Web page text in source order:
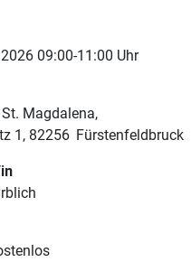
09:00-11:00 Uhr
Magdalena
1 82256 Fürstenfeldbruck